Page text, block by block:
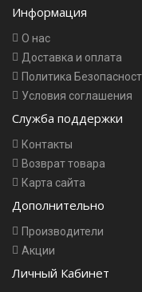
Информация
О нас
Доставка и оплата
Политика
Условия соглашения
Служба поддержки
Контакты
Возврат товара
Карта сайта
Дополнительно
Производители
Акции
Личный Кабинет